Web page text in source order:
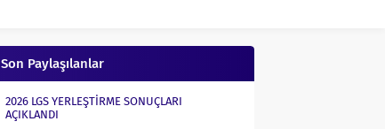
Son Paylaşılanlar
2026 LGS YERLEŞTİRME SONUÇLARI
AÇIKLANDI